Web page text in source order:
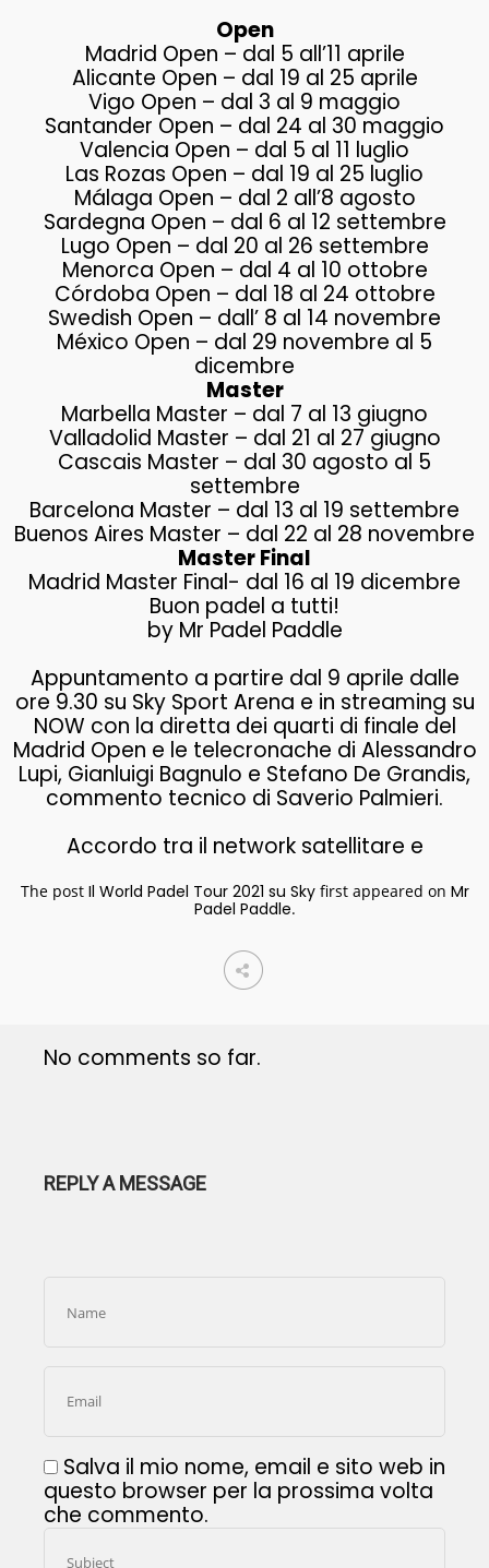
Open
Madrid Open – dal 5 all’11 aprile
Alicante Open – dal 19 al 25 aprile
Vigo Open – dal 3 al 9 maggio
Santander Open – dal 24 al 30 maggio
Valencia Open – dal 5 al 11 luglio
Las Rozas Open – dal 19 al 25 luglio
Málaga Open – dal 2 all’8 agosto
Sardegna Open – dal 6 al 12 settembre
Lugo Open – dal 20 al 26 settembre
Menorca Open – dal 4 al 10 ottobre
Córdoba Open – dal 18 al 24 ottobre
Swedish Open – dall’ 8 al 14 novembre
México Open – dal 29 novembre al 5
dicembre
Master
Marbella Master – dal 7 al 13 giugno
Valladolid Master – dal 21 al 27 giugno
Cascais Master – dal 30 agosto al 5
settembre
Barcelona Master – dal 13 al 19 settembre
Buenos Aires Master – dal 22 al 28 novembre
Master Final
Madrid Master Final- dal 16 al 19 dicembre
Buon padel a tutti!
by Mr Padel Paddle
Appuntamento a partire dal 9 aprile dalle
ore 9.30 su Sky Sport Arena e in streaming su
NOW con la diretta dei quarti di finale del
Madrid Open e le telecronache di Alessandro
Lupi, Gianluigi Bagnulo e Stefano De Grandis,
commento tecnico di Saverio Palmieri.
Accordo tra il network satellitare e
The post Il World Padel Tour 2021 su Skyfirst appeared on Mr
Padel Paddle.
No comments so far.
REPLY A MESSAGE
Salva il mio nome, email e sito web in
questo browser per la prossima volta
che commento.